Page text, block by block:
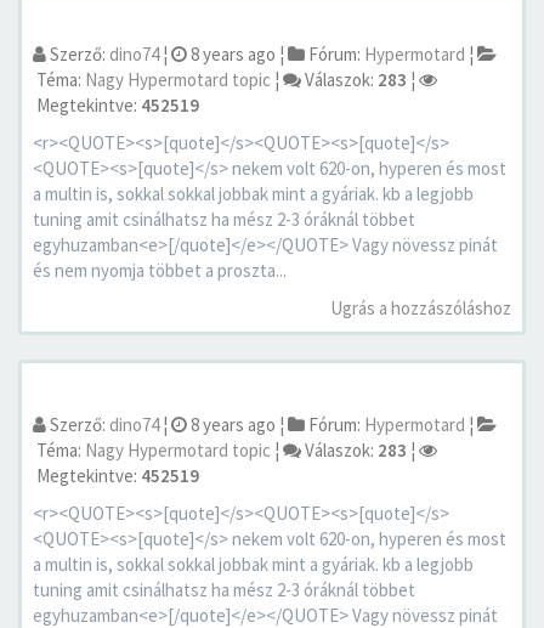
Szerző: dino74¦ 8 years ago ¦ Fórum: Hypermotard ¦
Téma: Nagy Hypermotard topic ¦ Válaszok: 283 ¦
Megtekintve: 452519
<r><QUOTE><s>[quote]</s><QUOTE><s>[quote]</s>
<QUOTE><s>[quote]</s> nekem volt 620-on, hyperen és most
a multin is, sokkal sokkal jobbak mint a gyáriak. kb a legjobb
tuning amit csinálhatsz ha mész 2-3 óráknál többet
egyhuzamban<e>[/quote]</e></QUOTE> Vagy növessz pinát
és nem nyomja többet a proszta...
Ugrás a hozzászóláshoz
Szerző: dino74¦ 8 years ago ¦ Fórum: Hypermotard ¦
Téma: Nagy Hypermotard topic ¦ Válaszok: 283 ¦
Megtekintve: 452519
<r><QUOTE><s>[quote]</s><QUOTE><s>[quote]</s>
<QUOTE><s>[quote]</s> nekem volt 620-on, hyperen és most
a multin is, sokkal sokkal jobbak mint a gyáriak. kb a legjobb
tuning amit csinálhatsz ha mész 2-3 óráknál többet
egyhuzamban<e>[/quote]</e></QUOTE> Vagy növessz pinát